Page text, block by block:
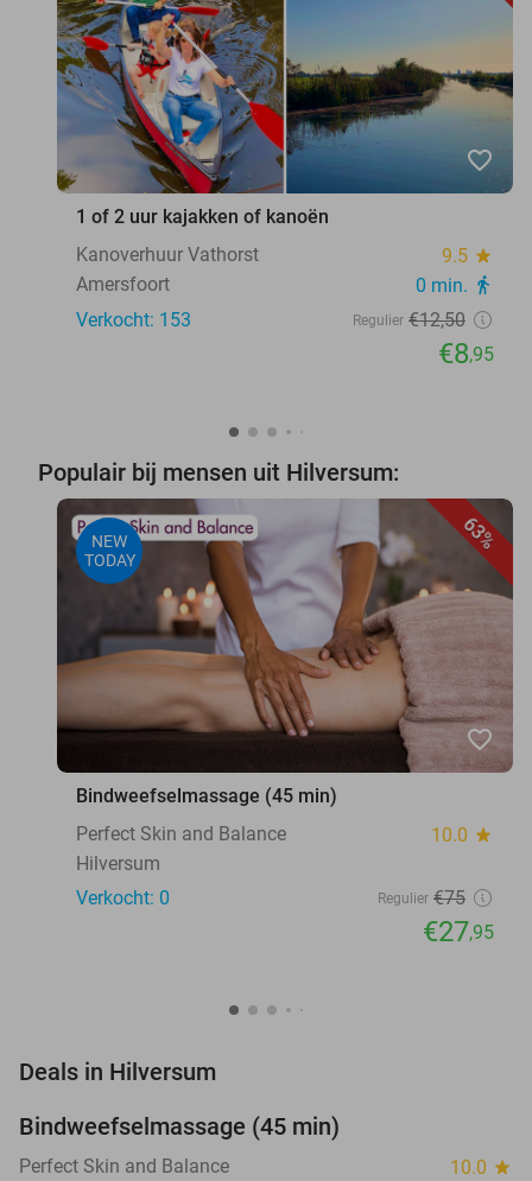
favorite_border
1 of 2 uur kajakken of kanoën
Kanoverhuur Vathorst
9.5 star
Amersfoort 0 min. directions_walk
Verkocht: 153 Regulier €12,50
€8,95
Populair bij mensen uit Hilversum:
63%
NEW
TODAY
favorite_border
Bindweefselmassage (45 min)
Perfect Skin and Balance
10.0 star
Hilversum
Verkocht: 0
Regulier €75
€27,95
Deals in Hilversum
TODAY
Bindweefselmassage (45 min)
Perfect Skin and Balance 10.0 star